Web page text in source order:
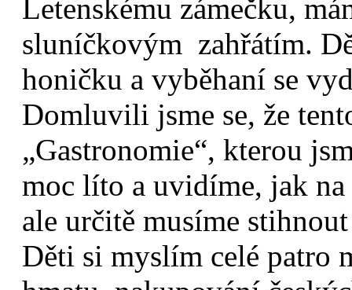
Letenskému zámečku,
sluníčkovým zahřátím.
honičku a vyběhaní se
Domluvili jsme se, že
„Gastronomie“, kterou
moc líto a uvidíme, jak na
ale určitě musíme
Děti si myslím celé patro